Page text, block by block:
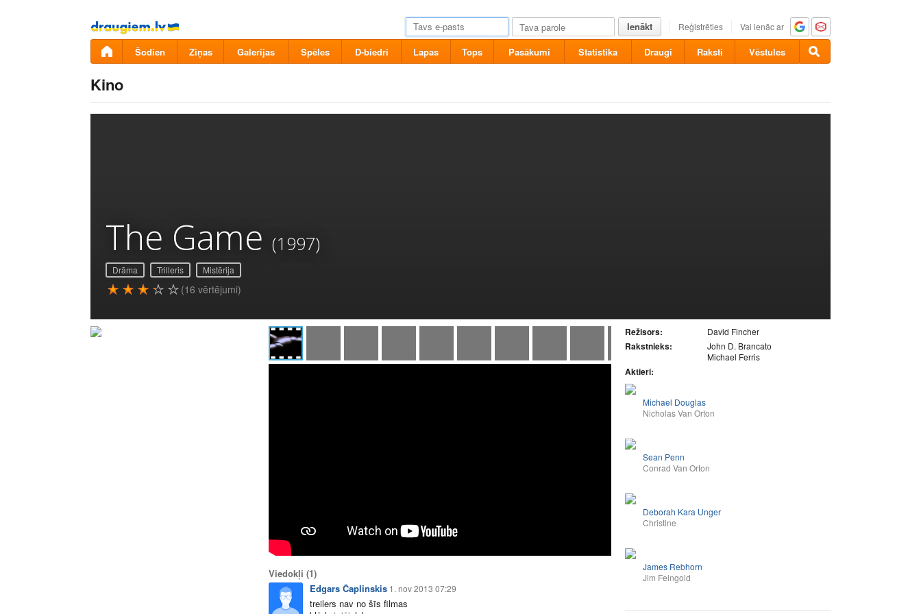
Pāriet
uz
saturu
Ienākt Reģistrēties Vai ienāc ar
Šodien Ziņas Galerijas Spēles D-biedri Lapas Tops Pasākumi Statistika Draugi Raksti Vēstules
Kino
The Game (1997)
Drāma Trilleris Mistērija
(16 vērtējumi)
Viedokļi (1)
Edgars Čaplinskis 1. nov 2013 07:29
treilers nav no šīs filmas
Režisors: David Fincher
Rakstnieks:
John D. Brancato
Michael Ferris
Aktieri:
Michael Douglas
Nicholas Van Orton
Sean Penn
Conrad Van Orton
Deborah Kara Unger
Christine
James Rebhorn
Jim Feingold